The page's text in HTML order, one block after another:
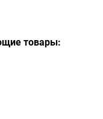
товары: